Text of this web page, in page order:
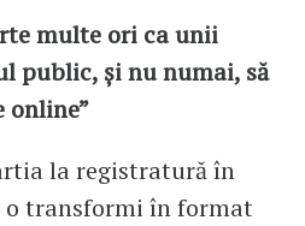
multe ori ca unii
public, și nu numai, să
online”
la registratură în
transformi în format